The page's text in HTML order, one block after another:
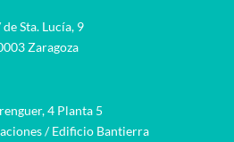
de Sta. Lucía, 9
Zaragoza
4 Planta 5
/ Edificio Bantierra